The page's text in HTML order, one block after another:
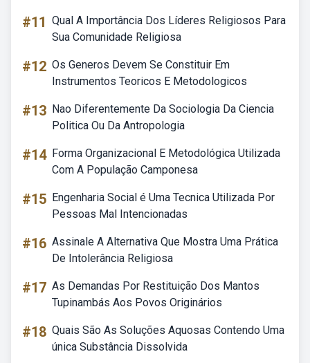
#11 Qual A Importância Dos Líderes Religiosos Para
Sua Comunidade Religiosa
#12 Os Generos Devem Se Constituir Em
Instrumentos Teoricos E Metodologicos
#13 Nao Diferentemente Da Sociologia Da Ciencia
Politica Ou Da Antropologia
#14 Forma Organizacional E Metodológica Utilizada
Com A População Camponesa
#15 Engenharia Social é Uma Tecnica Utilizada Por
Pessoas Mal Intencionadas
#16 Assinale A Alternativa Que Mostra Uma Prática
De Intolerância Religiosa
#17 As Demandas Por Restituição Dos Mantos
Tupinambás Aos Povos Originários
#18 Quais São As Soluções Aquosas Contendo Uma
única Substância Dissolvida